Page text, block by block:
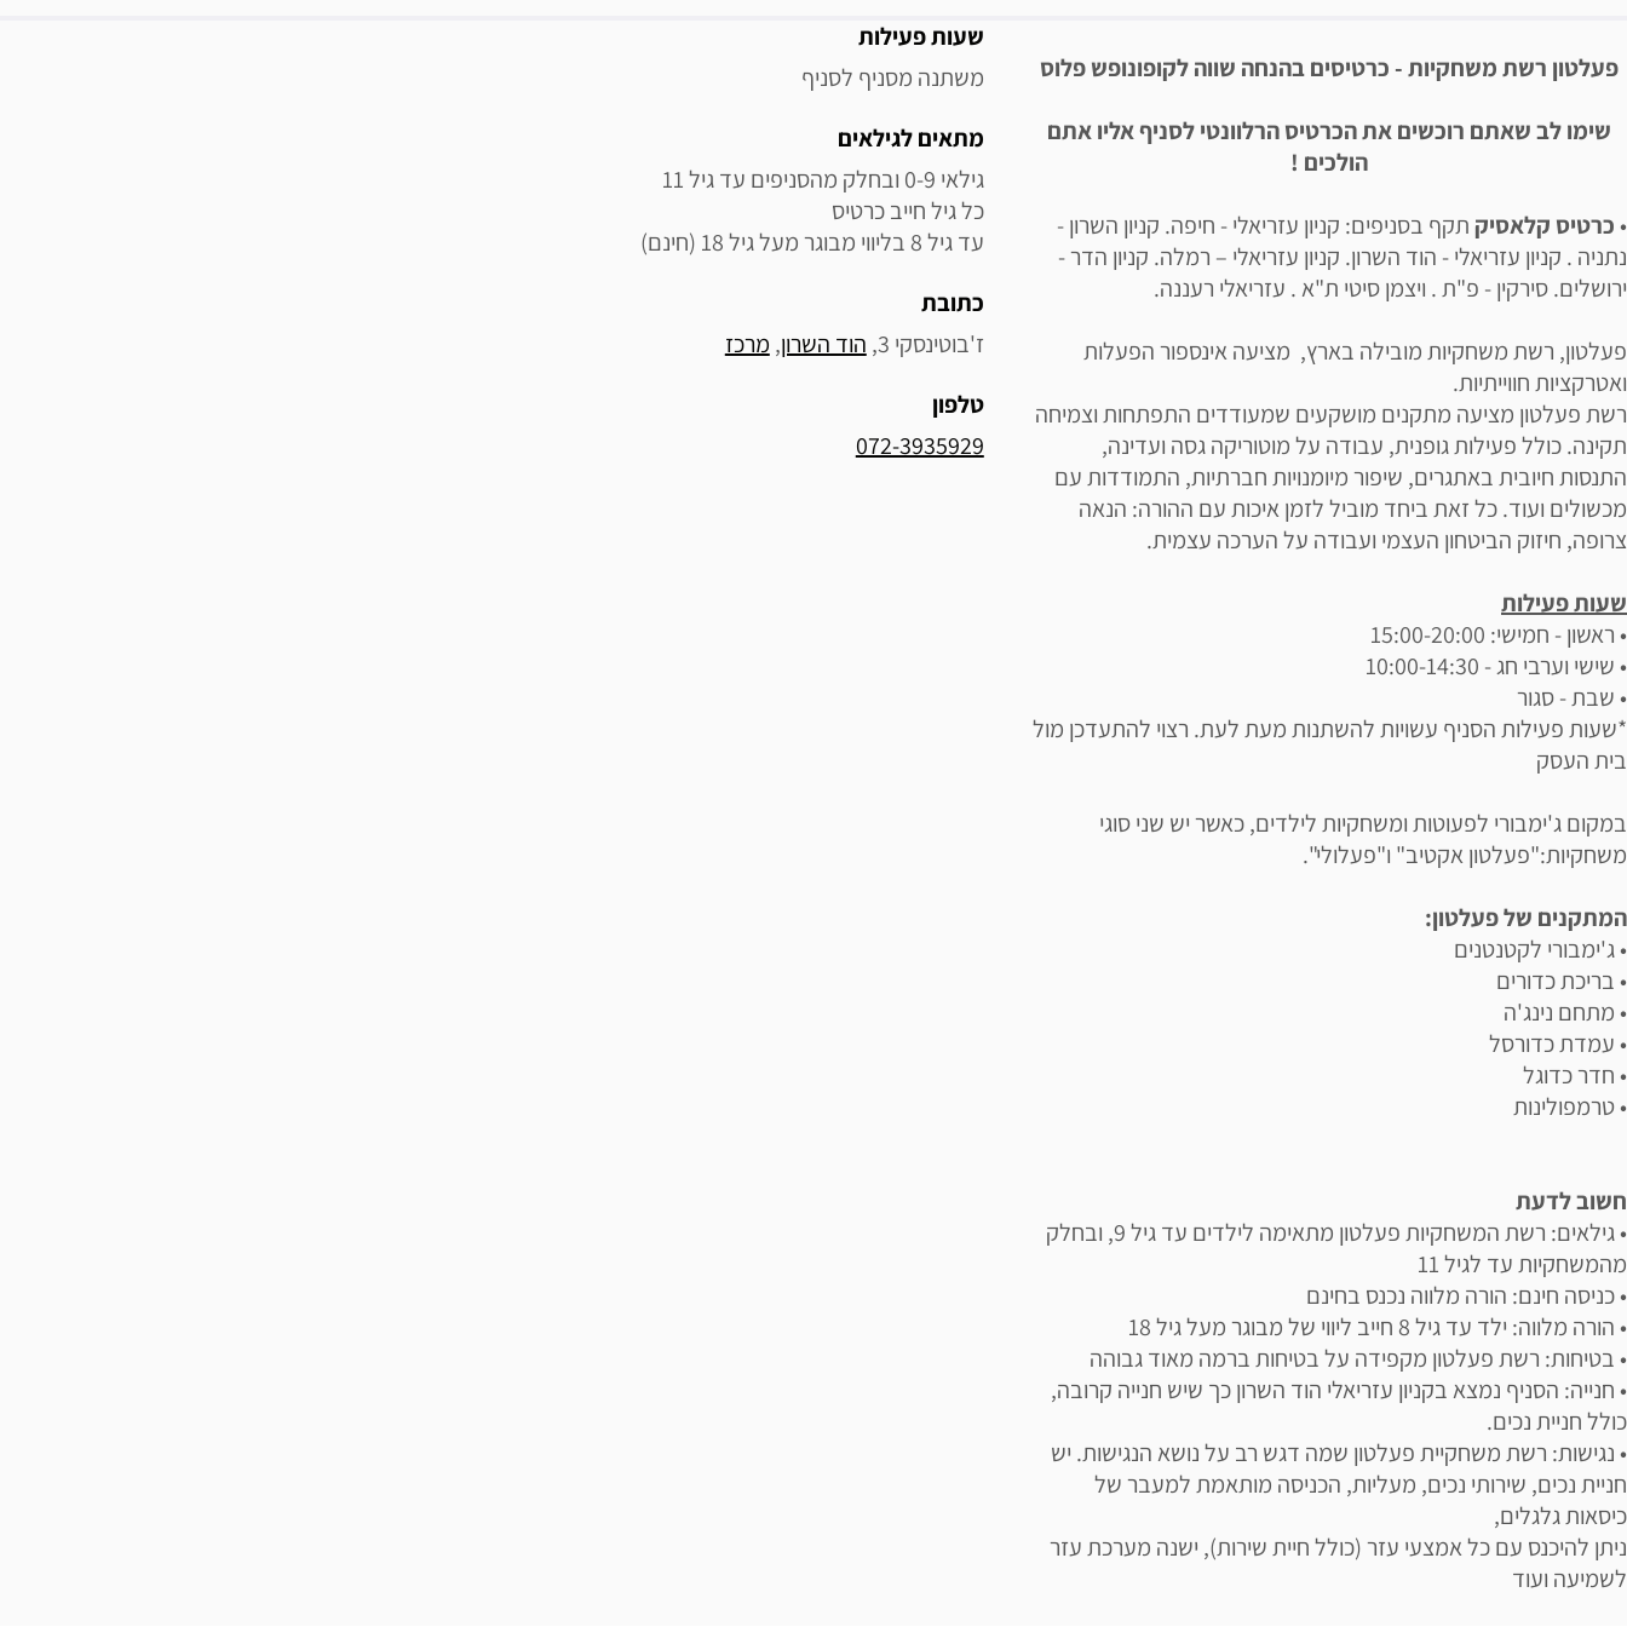
פעלטון רשת משחקיות - כרטיסים בהנחה שווה לקופונופש פלוס
שימו לב שאתם רוכשים את הכרטיס הרלוונטי לסניף אליו אתם
הולכים !
•כרטיס קלאסיקתקף בסניפים: קניון עזריאלי - חיפה. קניון השרון -
נתניה . קניון עזריאלי - הוד השרון. קניון עזריאלי – רמלה. קניון הדר -
ירושלים. סירקין - פ"ת . ויצמן סיטי ת"א . עזריאלי רעננה.
פעלטון, רשת משחקיות מובילה בארץ, מציעה אינספור הפעלות
ואטרקציות חווייתיות.
רשת פעלטון מציעה מתקנים מושקעים שמעודדים התפתחות וצמיחה
תקינה. כולל פעילות גופנית, עבודה על מוטוריקה גסה ועדינה,
התנסות חיובית באתגרים, שיפור מיומנויות חברתיות, התמודדות עם
מכשולים ועוד. כל זאת ביחד מוביל לזמן איכות עם ההורה: הנאה
צרופה, חיזוק הביטחון העצמי ועבודה על הערכה עצמית.
שעות פעילות
• ראשון - חמישי: 15:00-20:00
• שישי וערבי חג - 10:00-14:30
• שבת - סגור
*שעות פעילות הסניף עשויות להשתנות מעת לעת. רצוי להתעדכן מול
בית העסק
במקום ג'ימבורי לפעוטות ומשחקיות לילדים, כאשר יש שני סוגי
משחקיות:"פעלטון אקטיב" ו"פעלולי".
המתקנים של פעלטון:
• ג'ימבורי לקטנטנים
• בריכת כדורים
• מתחם נינג'ה
• עמדת כדורסל
• חדר כדוגל
• טרמפולינות
חשוב לדעת
• גילאים: רשת המשחקיות פעלטון מתאימה לילדים עד גיל 9, ובחלק
מהמשחקיות עד לגיל 11
• כניסה חינם: הורה מלווה נכנס בחינם
• הורה מלווה: ילד עד גיל 8 חייב ליווי של מבוגר מעל גיל 18
• בטיחות: רשת פעלטון מקפידה על בטיחות ברמה מאוד גבוהה
• חנייה: הסניף נמצא בקניון עזריאלי הוד השרון כך שיש חנייה קרובה,
כולל חניית נכים.
• נגישות: רשת משחקיית פעלטון שמה דגש רב על נושא הנגישות. יש
חניית נכים, שירותי נכים, מעליות, הכניסה מותאמת למעבר של
כיסאות גלגלים,
ניתן להיכנס עם כל אמצעי עזר (כולל חיית שירות), ישנה מערכת עזר
לשמיעה ועוד
מידע נוסף
שעות פעילות
משתנה מסניף לסניף
מתאים לגילאים
עד גיל 8 בליווי מבוגר מעל גיל 18 (חינם)
כתובת
ז'בוטינסקי 3,
הוד השרון, מרכז
טלפון
072-3935929